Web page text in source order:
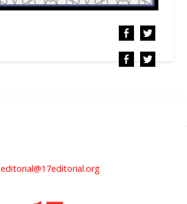
editorial@17editorial.org